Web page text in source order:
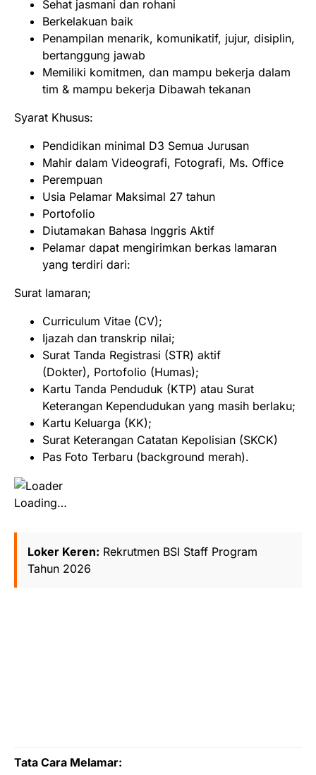
Sehat jasmani dan rohani
Berkelakuan baik
Penampilan menarik, komunikatif, jujur, disiplin,
bertanggung jawab
Memiliki komitmen, dan mampu bekerja dalam
tim & mampu bekerja Dibawah tekanan
Syarat Khusus:
Pendidikan minimal D3 Semua Jurusan
Mahir dalam Videografi, Fotografi, Ms. Office
Perempuan
Usia Pelamar Maksimal 27 tahun
Portofolio
Diutamakan Bahasa Inggris Aktif
Pelamar dapat mengirimkan berkas lamaran
yang terdiri dari:
Surat lamaran;
Curriculum Vitae (CV);
Ijazah dan transkrip nilai;
Surat Tanda Registrasi (STR) aktif
(Dokter), Portofolio (Humas);
Kartu Tanda Penduduk (KTP) atau Surat
Keterangan Kependudukan yang masih berlaku;
Kartu Keluarga (KK);
Surat Keterangan Catatan Kepolisian (SKCK)
Pas Foto Terbaru (background merah).
Loading…
Loker Keren: Rekrutmen BSI Staff Program
Tahun 2026
Tata Cara Melamar: